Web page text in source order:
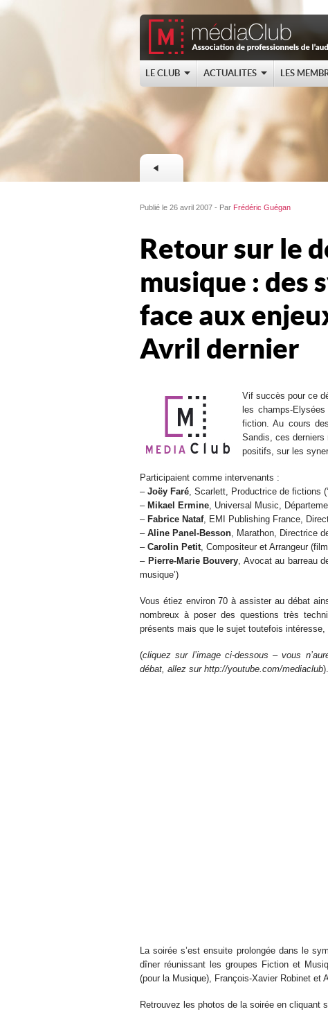
LE CLUB ACTUALITES LES
Publié le 26 avril 2007 - Par Frédéric Guégan
Retour sur le
musique : des
face aux
Avril dernier
Vif succès pour ce
les champs-
fiction. Au cours
Sandis, ces
positifs, sur les
Participaient comme intervenants :
– Joëy Faré, Scarlett, Productrice de fictions
– Mikael Ermine, Universal Music,
– Fabrice Nataf, EMI Publishing France,
– Aline Panel-Besson, Marathon, Directrice
– Carolin Petit, Compositeur et Arrangeur
– Pierre-Marie Bouvery, Avocat au barreau
musique’)
Vous étiez environ 70 à assister au débat
nombreux à poser des questions très
présents mais que le sujet toutefois
(cliquez sur l’image ci-dessous – vous
débat, allez sur http://youtube.com/mediaclub).
La soirée s’est ensuite prolongée dans le
dîner réunissant les groupes Fiction et
(pour la Musique), François-Xavier Robinet et
Retrouvez les photos de la soirée en cliquant